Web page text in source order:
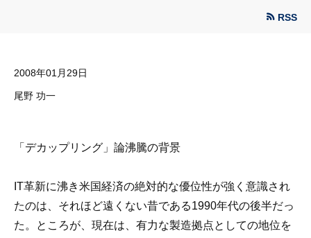
RSS
2008年01月29日
尾野 功一
「デカップリング」論沸騰の背景
IT革新に沸き米国経済の絶対的な優位性が強く意識され
たのは、それほど遠くない昔である1990年代の後半だっ
た。ところが、現在は、有力な製造拠点としての地位を